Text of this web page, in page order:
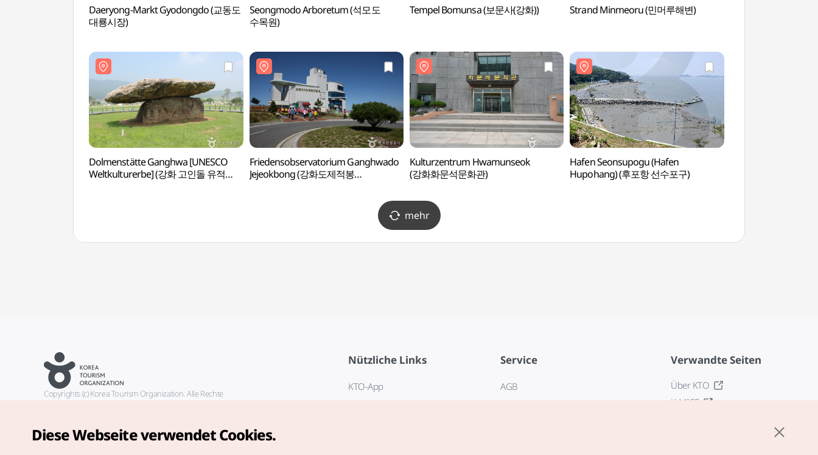
Daeryong-Markt Gyodongdo (교동도
대룡시장)
Seongmodo Arboretum (석모도
수목원)
Tempel Bomunsa (보문사(강화)) Strand Minmeoru (민머루해변)
Dolmenstätte Ganghwa [UNESCO
Weltkulturerbe] (강화 고인돌 유적
Friedensobservatorium Ganghwado
Jejeokbong (강화도제적봉
Kulturzentrum Hwamunseok
(강화화문석문화관)
Hafen Seonsupogu (Hafen
Hupohang) (후포항 선수포구)
mehr
Nützliche Links
KTO-App
Service
AGB
Verwandte Seiten
Über KTO
K-MICE
Copyrights (c) Korea Tourism Organization. Alle Rechte
german@knto.or.kr
Diese Webseite verwendet Cookies.